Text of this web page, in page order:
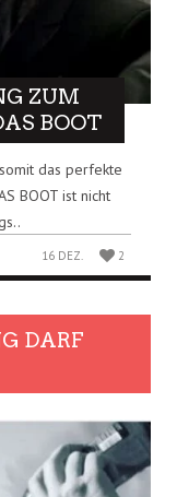
ZUM
BOOT
das perfekte
BOOT ist nicht
16 DEZ. 2
DARF